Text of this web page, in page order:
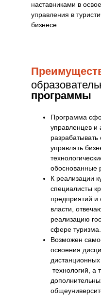
наставниками в
управления в
бизнесе
программы
Программа
управленцев и
разрабатывать
управлять
обоснованные
К реализации
специалисты
предприятий и
власти,
реализацию
сфере туризма.
Возможен
освоения
технологий, а